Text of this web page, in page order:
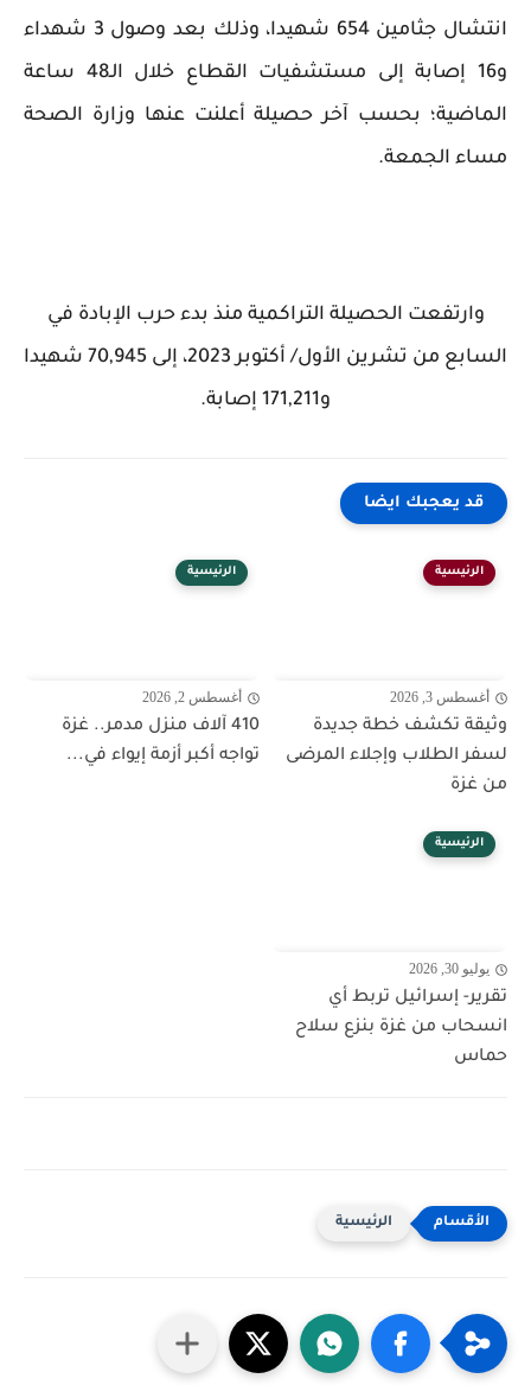
انتشال جثامين 654 شهيدا، وذلك بعد وصول 3 شهداء
و16 إصابة إلى مستشفيات القطاع خلال الـ48 ساعة
الماضية؛ بحسب آخر حصيلة أعلنت عنها وزارة الصحة
مساء الجمعة.
وارتفعت الحصيلة التراكمية منذ بدء حرب الإبادة في
السابع من تشرين الأول/ أكتوبر 2023، إلى 70,945 شهيدا
و171,211 إصابة.
قد يعجبك ايضا
الرئيسية
أغسطس 3, 2026
وثيقة تكشف خطة جديدة
لسفر الطلاب وإجلاء المرضى
من غزة
الرئيسية
أغسطس 2, 2026
410 آلاف منزل مدمر.. غزة
تواجه أكبر أزمة إيواء في...
الرئيسية
يوليو 30, 2026
تقرير- إسرائيل تربط أي
انسحاب من غزة بنزع سلاح
حماس
الرئيسية